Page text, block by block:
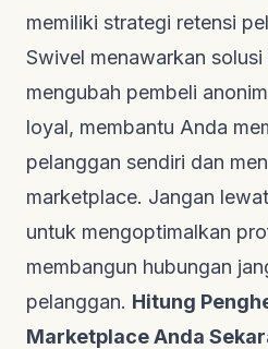
memiliki strategi retensi
Swivel menawarkan
mengubah pembeli
loyal, membantu Anda
pelanggan sendiri dan
marketplace. Jangan
untuk mengoptimalkan
membangun hubungan
pelanggan. Hitung
Marketplace Anda